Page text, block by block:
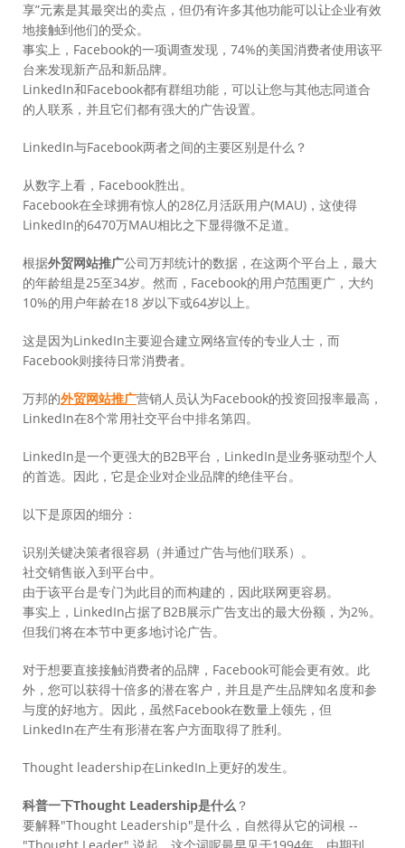
享”元素是其最突出的卖点，但仍有许多其他功能可以让企业有效
地接触到他们的受众。
事实上，Facebook的一项调查发现，74%的美国消费者使用该平
台来发现新产品和新品牌。
LinkedIn和Facebook都有群组功能，可以让您与其他志同道合
的人联系，并且它们都有强大的广告设置。
LinkedIn与Facebook两者之间的主要区别是什么？
从数字上看，Facebook胜出。
Facebook在全球拥有惊人的28亿月活跃用户(MAU)，这使得
LinkedIn的6470万MAU相比之下显得微不足道。
根据外贸网站推广公司万邦统计的数据，在这两个平台上，最大
的年龄组是25至34岁。然而，Facebook的用户范围更广，大约
10%的用户年龄在18 岁以下或64岁以上。
这是因为LinkedIn主要迎合建立网络宣传的专业人士，而
Facebook则接待日常消费者。
万邦的外贸网站推广营销人员认为Facebook的投资回报率最高，
LinkedIn在8个常用社交平台中排名第四。
LinkedIn是一个更强大的B2B平台，LinkedIn是业务驱动型个人
的首选。因此，它是企业对企业品牌的绝佳平台。
以下是原因的细分：
识别关键决策者很容易（并通过广告与他们联系）。
社交销售嵌入到平台中。
由于该平台是专门为此目的而构建的，因此联网更容易。
事实上，LinkedIn占据了B2B展示广告支出的最大份额，为2%。
但我们将在本节中更多地讨论广告。
对于想要直接接触消费者的品牌，Facebook可能会更有效。此
外，您可以获得十倍多的潜在客户，并且是产生品牌知名度和参
与度的好地方。因此，虽然Facebook在数量上领先，但
LinkedIn在产生有形潜在客户方面取得了胜利。
Thought leadership在LinkedIn上更好的发生。
科普一下Thought Leadership是什么 ？
要解释"Thought Leadership"是什么，自然得从它的词根 --